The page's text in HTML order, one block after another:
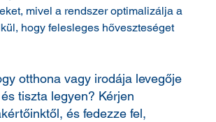
mivel a rendszer optimalizálja a
hogy felesleges hőveszteséget
otthona vagy irodája levegője
tiszta legyen? Kérjen
és fedezze fel,